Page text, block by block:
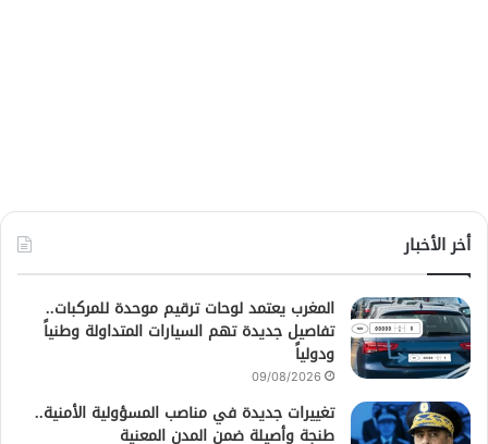
أخر الأخبار
المغرب يعتمد لوحات ترقيم موحدة للمركبات..
تفاصيل جديدة تهم السيارات المتداولة وطنياً
ودولياً
09/08/2026
تغييرات جديدة في مناصب المسؤولية الأمنية..
طنجة وأصيلة ضمن المدن المعنية